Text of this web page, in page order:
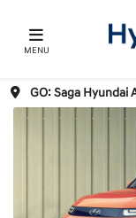
MENU
GO: Saga Hyundai